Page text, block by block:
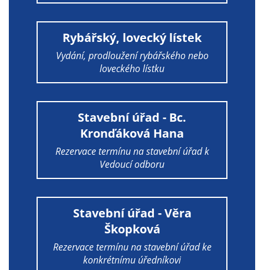
Rybářský, lovecký lístek
Vydání, prodloužení rybářského nebo
loveckého lístku
Stavební úřad - Bc.
Kronďáková Hana
Rezervace termínu na stavební úřad k
Vedoucí odboru
Stavební úřad - Věra
Škopková
Rezervace termínu na stavební úřad ke
konkrétnímu úředníkovi
Používáme rovněž
soubory cookie a
další technologie,
abychom
přizpůsobili naše
zájmům našich
návštěvníků.
Reklamní
cookies
používáme my
nebo naši partneři,
abychom Vám
mohli zobrazit
vhodné obsahy